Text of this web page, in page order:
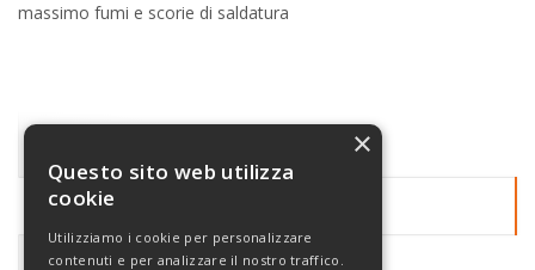
massimo fumi e scorie di saldatura
Reggette in polipropilene e poliestere
Spaghi
×
Questo sito web utilizza
cookie
Utilizziamo i cookie per personalizzare
contenuti e per analizzare il nostro traffico.